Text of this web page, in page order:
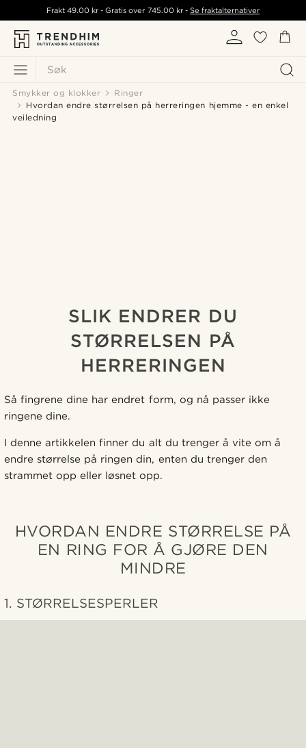
Søk
Frakt49.00 kr - Gratis over 745.00 kr- Se fraktalternativer
Smykker og klokker
Ringer
Hvordan endre størrelsen på herreringen hjemme - en enkel
veiledning
SLIK ENDRER DU
STØRRELSEN PÅ
HERRERINGEN
Så fingrene dine har endret form, og nå passer ikke
ringene dine.
I denne artikkelen finner du alt du trenger å vite om å
endre størrelse på ringen din, enten du trenger den
strammet opp eller løsnet opp.
HVORDAN ENDRE STØRRELSE PÅ
EN RING FOR Å GJØRE DEN
MINDRE
1. STØRRELSESPERLER